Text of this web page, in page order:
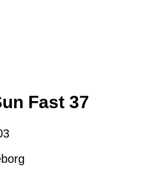
Fast 37